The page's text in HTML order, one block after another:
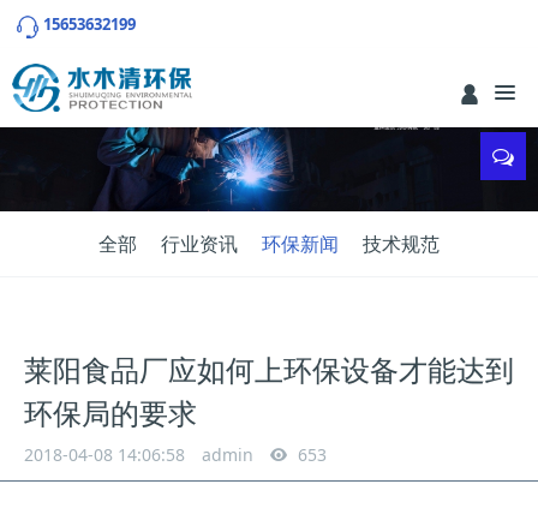
15653632199
全部 行业资讯 环保新闻 技术规范
莱阳食品厂应如何上环保设备才能达到
环保局的要求
2018-04-08 14:06:58 admin 653